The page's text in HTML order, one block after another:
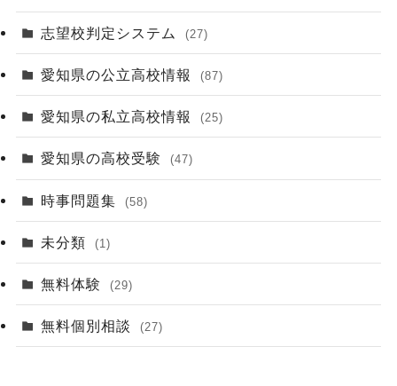
志望校判定システム (27)
愛知県の公立高校情報 (87)
愛知県の私立高校情報 (25)
愛知県の高校受験 (47)
時事問題集 (58)
未分類 (1)
無料体験 (29)
無料個別相談 (27)